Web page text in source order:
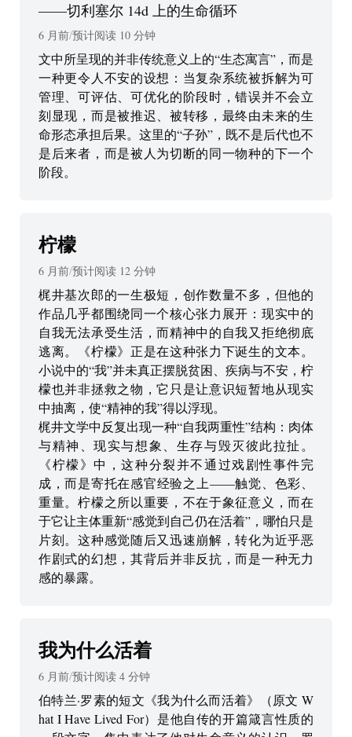
——切利塞尔 14d 上的生命循环
6 月前/预计阅读 10 分钟
文中所呈现的并非传统意义上的“生态寓言”，而是
一种更令人不安的设想：当复杂系统被拆解为可
管理、可评估、可优化的阶段时，错误并不会立
刻显现，而是被推迟、被转移，最终由未来的生
命形态承担后果。这里的“子孙”，既不是后代也不
是后来者，而是被人为切断的同一物种的下一个
阶段。
柠檬
6 月前/预计阅读 12 分钟
梶井基次郎的一生极短，创作数量不多，但他的
作品几乎都围绕同一个核心张力展开：现实中的
自我无法承受生活，而精神中的自我又拒绝彻底
逃离。《柠檬》正是在这种张力下诞生的文本。
小说中的“我”并未真正摆脱贫困、疾病与不安，柠
檬也并非拯救之物，它只是让意识短暂地从现实
中抽离，使“精神的我”得以浮现。
梶井文学中反复出现一种“自我两重性”结构：肉体
与精神、现实与想象、生存与毁灭彼此拉扯。
《柠檬》中，这种分裂并不通过戏剧性事件完
成，而是寄托在感官经验之上——触觉、色彩、
重量。柠檬之所以重要，不在于象征意义，而在
于它让主体重新“感觉到自己仍在活着”，哪怕只是
片刻。这种感觉随后又迅速崩解，转化为近乎恶
作剧式的幻想，其背后并非反抗，而是一种无力
感的暴露。
我为什么活着
6 月前/预计阅读 4 分钟
伯特兰·罗素的短文《我为什么而活着》（原文 W
hat I Have Lived For）是他自传的开篇箴言性质的